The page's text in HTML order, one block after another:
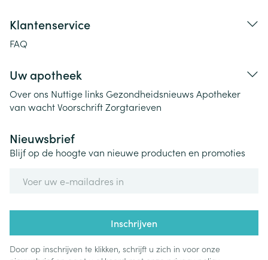
Klantenservice
FAQ
Uw apotheek
Over ons Nuttige links Gezondheidsnieuws Apotheker
van wachtVoorschriftZorgtarieven
Nieuwsbrief
Blijf op de hoogte van nieuwe producten en promoties
Inschrijven
Door op inschrijven te klikken, schrijft u zich in voor onze